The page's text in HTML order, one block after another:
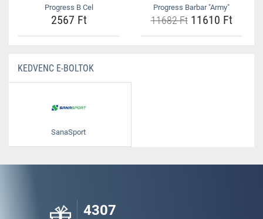
Progress B Cel
2567 Ft
Progress Barbar "Army"
11682 Ft11610 Ft
KEDVENC E-BOLTOK
SanaSport
4307